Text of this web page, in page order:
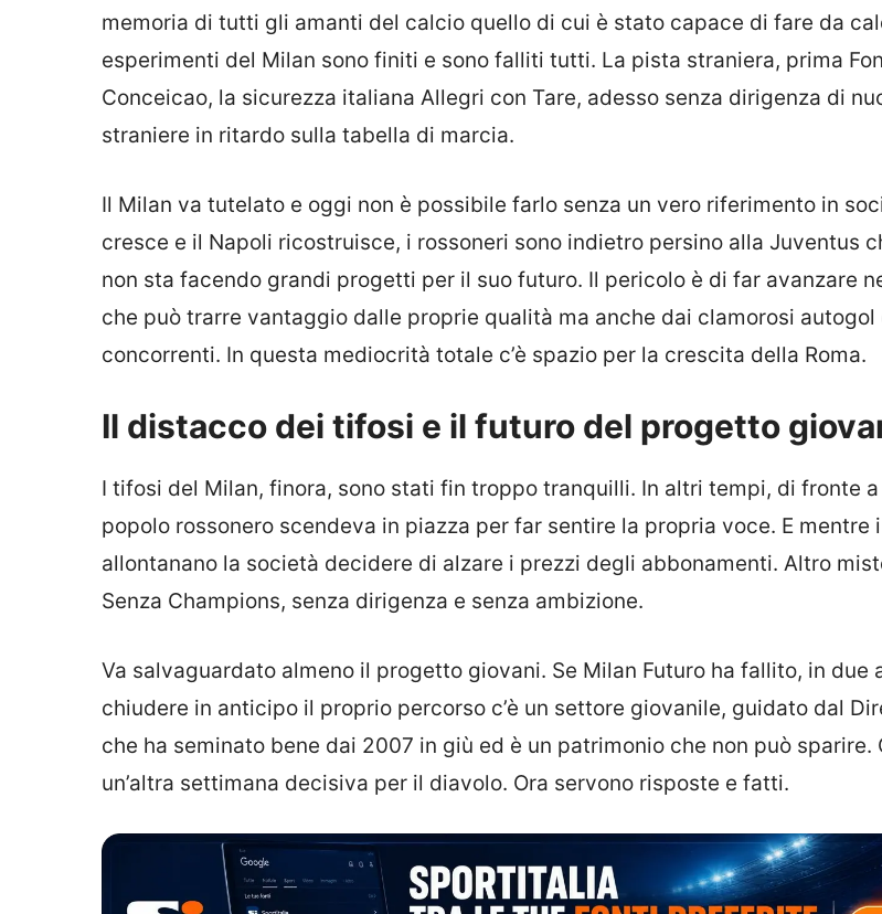
memoria di tutti gli amanti del calcio quello di cui è stato capace di fare da
esperimenti del Milan sono finiti e sono falliti tutti. La pista straniera, prima
Conceicao, la sicurezza italiana Allegri con Tare, adesso senza dirigenza di
straniere in ritardo sulla tabella di marcia.
Il Milan va tutelato e oggi non è possibile farlo senza un vero riferimento in
cresce e il Napoli ricostruisce, i rossoneri sono indietro persino alla Juventus
non sta facendo grandi progetti per il suo futuro. Il pericolo è di far avanzare
che può trarre vantaggio dalle proprie qualità ma anche dai clamorosi
concorrenti. In questa mediocrità totale c’è spazio per la crescita della Roma.
Il distacco dei tifosi e il futuro del progetto
I tifosi del Milan, finora, sono stati fin troppo tranquilli. In altri tempi, di fronte
popolo rossonero scendeva in piazza per far sentire la propria voce. E mentre
allontanano la società decidere di alzare i prezzi degli abbonamenti. Altro
Senza Champions, senza dirigenza e senza ambizione.
Va salvaguardato almeno il progetto giovani. Se Milan Futuro ha fallito, in due
chiudere in anticipo il proprio percorso c’è un settore giovanile, guidato dal
che ha seminato bene dai 2007 in giù ed è un patrimonio che non può sparire.
un’altra settimana decisiva per il diavolo. Ora servono risposte e fatti.